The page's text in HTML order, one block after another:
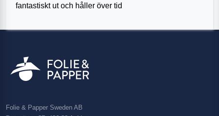
fantastiskt ut och håller över tid
Folie & Papper Sweden AB